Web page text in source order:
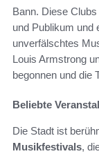
Bann. Diese
und Publikum und
unverfälschtes
Louis Armstrong
begonnen und die
Beliebte
Die Stadt ist
Musikfestivals,